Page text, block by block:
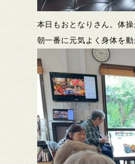
本日もおとなりさん。体操
朝一番に元気よく身体を動